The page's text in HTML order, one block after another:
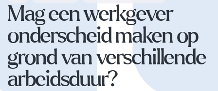
Mag een werkgever
onderscheid maken op
grond van verschillende
arbeidsduur?